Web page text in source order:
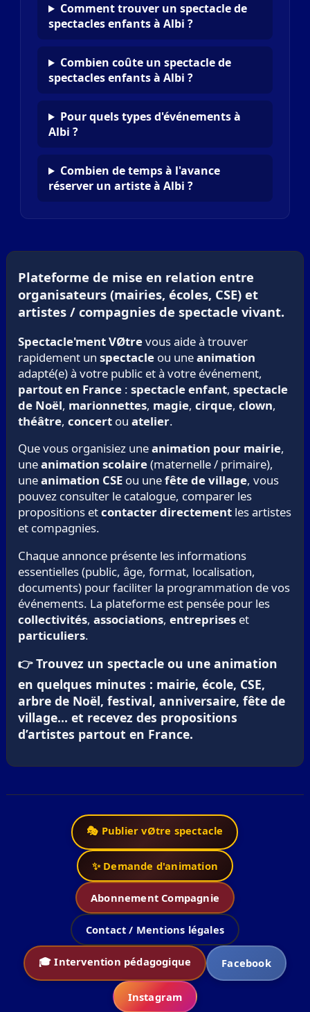
Comment trouver un spectacle de
spectacles enfants à Albi ?
Combien coûte un spectacle de
spectacles enfants à Albi ?
Pour quels types d'événements à
Albi ?
Combien de temps à l'avance
réserver un artiste à Albi ?
Plateforme de mise en relation entre
organisateurs (mairies, écoles, CSE) et
artistes / compagnies de spectacle vivant.
Spectacle'ment VØtrevous aide à trouver
rapidement un spectacleou uneanimation
adapté(e) à votre public et à votre événement,
partout en France: spectacle enfant, spectacle
de Noël, marionnettes, magie, cirque, clown,
théâtre, concertou atelier.
Que vous organisiez uneanimation pour mairie,
uneanimation scolaire(maternelle / primaire),
uneanimation CSEou unefête de village, vous
pouvez consulter le catalogue, comparer les
propositions etcontacter directementles artistes
et compagnies.
Chaque annonce présente les informations
essentielles (public, âge, format, localisation,
documents) pour faciliter la programmation de vos
événements. La plateforme est pensée pour les
collectivités, associations, entrepriseset
particuliers.
👉 Trouvez un spectacle ou une animation
en quelques minutes : mairie, école, CSE,
arbre de Noël, festival, anniversaire, fête de
village… et recevez des propositions
d’artistes partout en France.
🎭 Publier vØtre spectacle
✨ Demande d'animation
Abonnement Compagnie
Contact / Mentions légales
🎓 Intervention pédagogique Facebook
Instagram